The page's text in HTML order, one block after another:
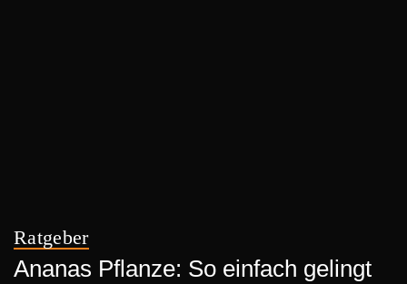
Ratgeber
Ananas Pflanze: So einfach gelingt